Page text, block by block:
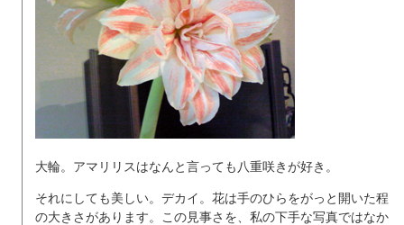
大輪。アマリリスはなんと言っても八重咲きが好き。
それにしても美しい。デカイ。花は手のひらをがっと開いた程
の大きさがあります。この見事さを、私の下手な写真ではなか